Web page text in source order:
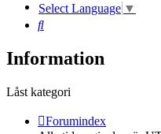
Select Language ▼
Sök
Information
Låst kategori
Forumindex